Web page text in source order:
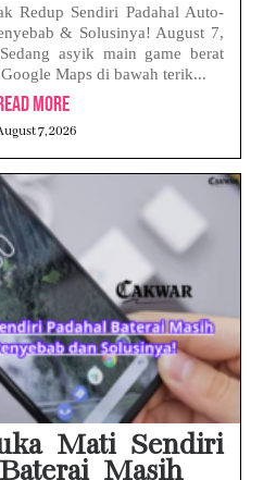
Redup Sendiri Padahal Auto-
& Solusinya! August 7,
asyik main game berat
Maps di bawah terik...
More
7, 2026
Mati Sendiri
Masih